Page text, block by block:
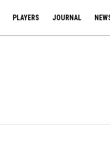
PLAYERS JOURNAL